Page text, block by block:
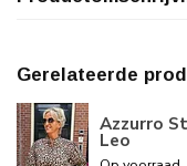
Gerelateerde
Azzurro
Leo